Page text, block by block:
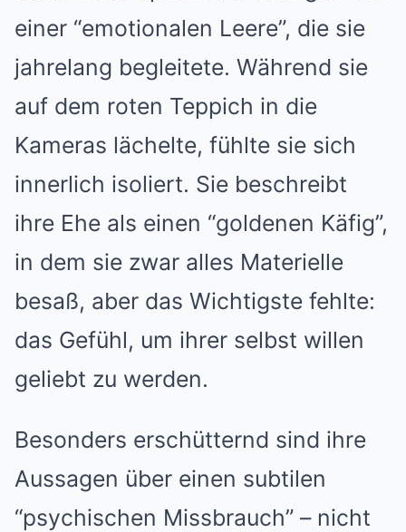
einer “emotionalen Leere”, die sie
jahrelang begleitete. Während sie
auf dem roten Teppich in die
Kameras lächelte, fühlte sie sich
innerlich isoliert. Sie beschreibt
ihre Ehe als einen “goldenen Käfig”,
in dem sie zwar alles Materielle
besaß, aber das Wichtigste fehlte:
das Gefühl, um ihrer selbst willen
geliebt zu werden.
Besonders erschütternd sind ihre
Aussagen über einen subtilen
“psychischen Missbrauch” – nicht